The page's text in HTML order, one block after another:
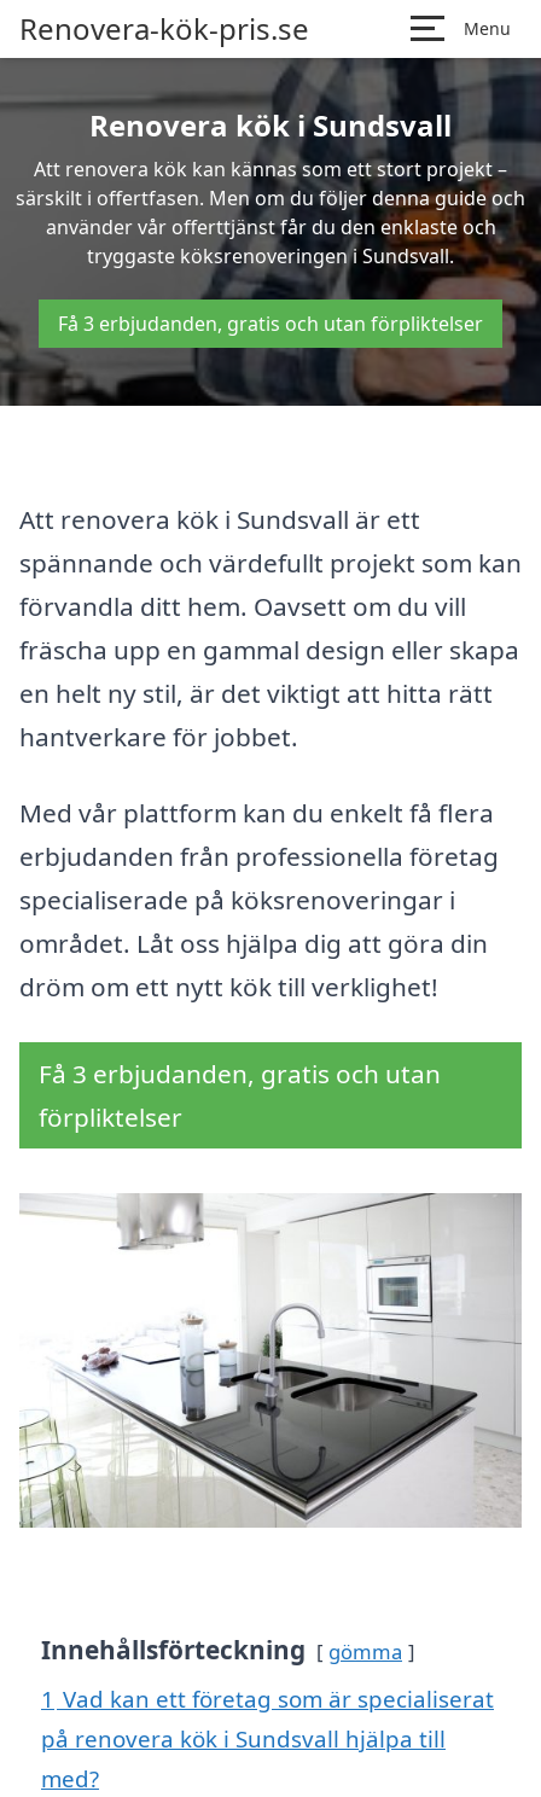
Renovera-kök-pris.se Menu
Renovera kök i Sundsvall
Att renovera kök kan kännas som ett stort projekt –
särskilt i offertfasen. Men om du följer denna guide och
använder vår offerttjänst får du den enklaste och
tryggaste köksrenoveringen i Sundsvall.
Få 3 erbjudanden, gratis och utan förpliktelser
Att renovera kök i Sundsvall är ett
spännande och värdefullt projekt som kan
förvandla ditt hem. Oavsett om du vill
fräscha upp en gammal design eller skapa
en helt ny stil, är det viktigt att hitta rätt
hantverkare för jobbet.
Med vår plattform kan du enkelt få flera
erbjudanden från professionella företag
specialiserade på köksrenoveringar i
området. Låt oss hjälpa dig att göra din
dröm om ett nytt kök till verklighet!
Få 3 erbjudanden, gratis och utan
förpliktelser
Innehållsförteckning gömma
1 Vad kan ett företag som är specialiserat
på renovera kök i Sundsvall hjälpa till
med?